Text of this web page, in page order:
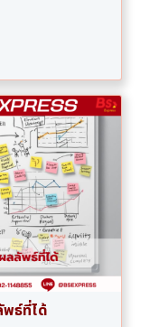
ธ์ที่ได้